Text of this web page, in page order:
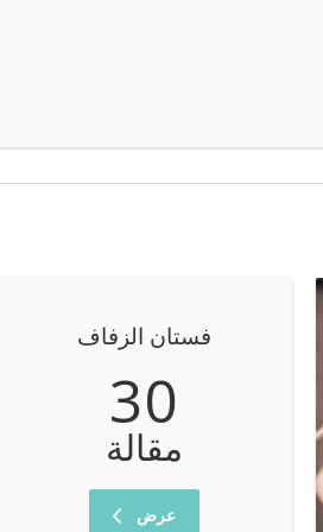
فستان الزفاف
30
مقالة
عرض